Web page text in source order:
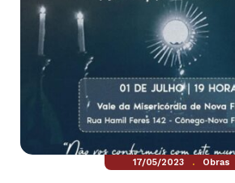
17/05/2023 . Obras